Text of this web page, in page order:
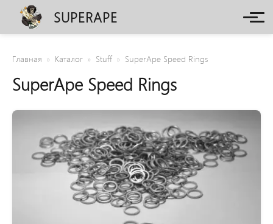
SUPERAPE
Главная Каталог Stuff SuperApe Speed Rings
SuperApe Speed Rings